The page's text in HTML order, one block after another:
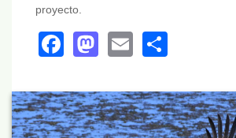
proyecto.
Facebook
Mastodon
Email